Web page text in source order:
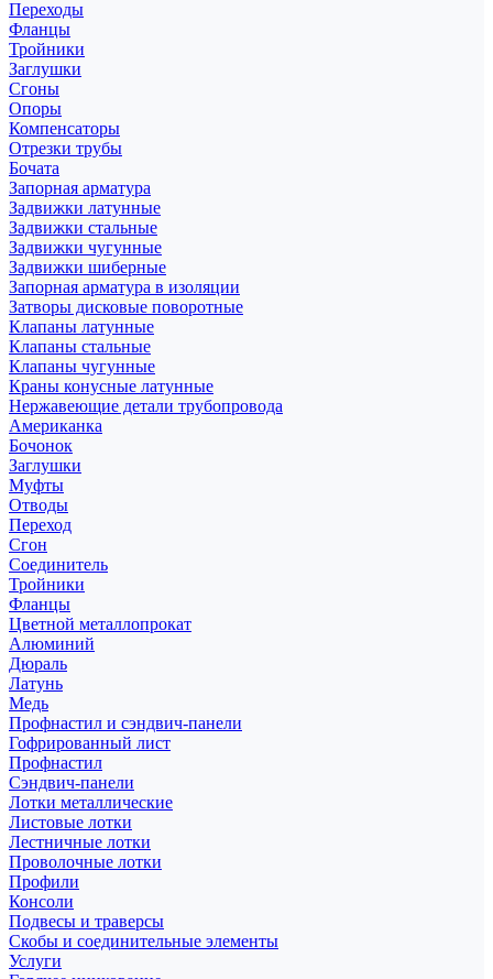
Переходы
Фланцы
Тройники
Заглушки
Сгоны
Опоры
Компенсаторы
Отрезки трубы
Бочата
Запорная арматура
Задвижки латунные
Задвижки стальные
Задвижки чугунные
Задвижки шиберные
Запорная арматура в изоляции
Затворы дисковые поворотные
Клапаны латунные
Клапаны стальные
Клапаны чугунные
Краны конусные латунные
Нержавеющие детали трубопровода
Американка
Бочонок
Заглушки
Муфты
Отводы
Переход
Сгон
Соединитель
Тройники
Фланцы
Цветной металлопрокат
Алюминий
Дюраль
Латунь
Медь
Профнастил и сэндвич-панели
Гофрированный лист
Профнастил
Сэндвич-панели
Лотки металлические
Листовые лотки
Лестничные лотки
Проволочные лотки
Профили
Консоли
Подвесы и траверсы
Скобы и соединительные элементы
Услуги